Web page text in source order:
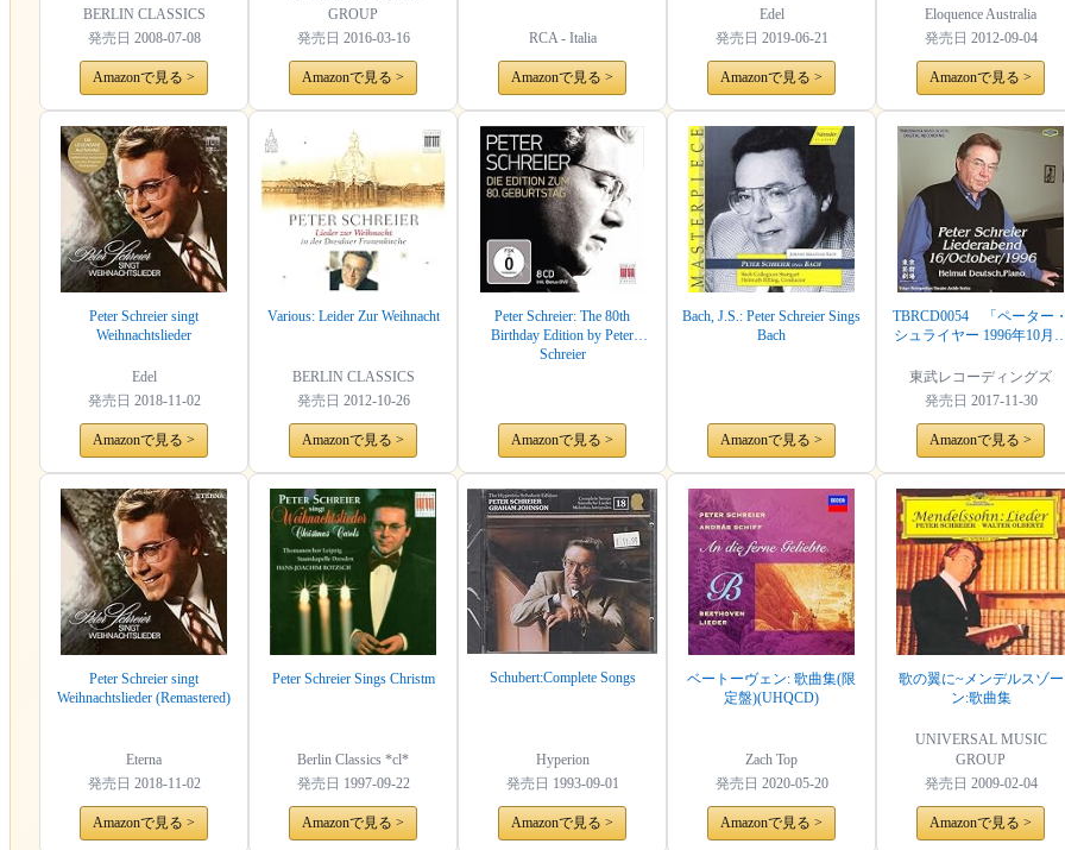
BERLIN CLASSICS
発売日 2008-07-08
Amazonで見る >
GROUP
発売日 2016-03-16
Amazonで見る >
RCA - Italia
Amazonで見る >
Edel
発売日 2019-06-21
Amazonで見る >
Eloquence Australia
発売日 2012-09-04
Amazonで見る >
Peter Schreier singt
Weihnachtslieder
Edel
発売日 2018-11-02
Amazonで見る >
Various: Leider Zur Weihnacht
BERLIN CLASSICS
発売日 2012-10-26
Amazonで見る >
Peter Schreier: The 80th
Birthday Edition by Peter
Schreier
Amazonで見る >
Bach, J.S.: Peter Schreier Sings
Bach
Amazonで見る >
TBRCD0054 「ペーター
シュライヤー 1996年10月
ューマン：「詩人の恋」他
東武レコーディングズ
発売日 2017-11-30
Amazonで見る >
Peter Schreier singt
Weihnachtslieder (Remastered)
Eterna
発売日 2018-11-02
Amazonで見る >
Peter Schreier Sings Christm
Berlin Classics *cl*
発売日 1997-09-22
Amazonで見る >
Schubert:Complete Songs
Hyperion
発売日 1993-09-01
Amazonで見る >
ベートーヴェン: 歌曲集(限
定盤)(UHQCD)
Zach Top
発売日 2020-05-20
Amazonで見る >
歌の翼に~メンデルスゾー
ン:歌曲集
UNIVERSAL MUSIC
GROUP
発売日 2009-02-04
Amazonで見る >